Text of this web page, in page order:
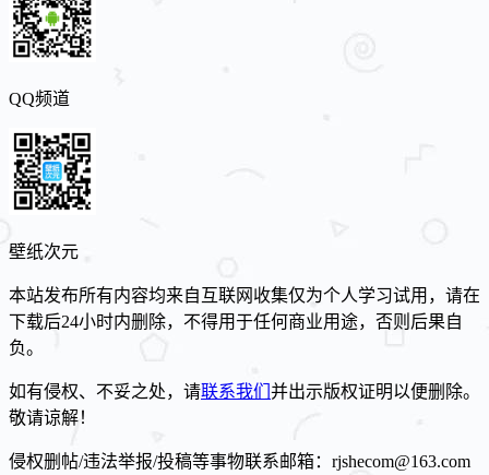
QQ频道
壁纸次元
本站发布所有内容均来自互联网收集仅为个人学习试用，请在
下载后24小时内删除，不得用于任何商业用途，否则后果自
负。
如有侵权、不妥之处，请联系我们 并出示版权证明以便删除。
敬请谅解！
侵权删帖/违法举报/投稿等事物联系邮箱：rjshecom@163.com